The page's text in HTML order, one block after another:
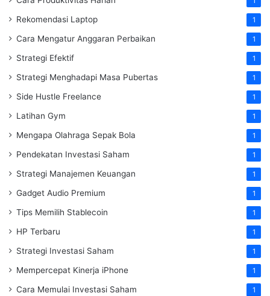
Rekomendasi Laptop 1
Cara Mengatur Anggaran Perbaikan 1
Strategi Efektif 1
Strategi Menghadapi Masa Pubertas 1
Side Hustle Freelance 1
Latihan Gym 1
Mengapa Olahraga Sepak Bola 1
Pendekatan Investasi Saham 1
Strategi Manajemen Keuangan 1
Gadget Audio Premium 1
Tips Memilih Stablecoin 1
HP Terbaru 1
Strategi Investasi Saham 1
Mempercepat Kinerja iPhone 1
Cara Memulai Investasi Saham 1